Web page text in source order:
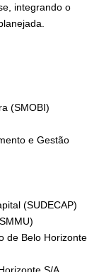
integrando o
(SMOBI)
e Gestão
(SUDECAP)
de Belo Horizonte